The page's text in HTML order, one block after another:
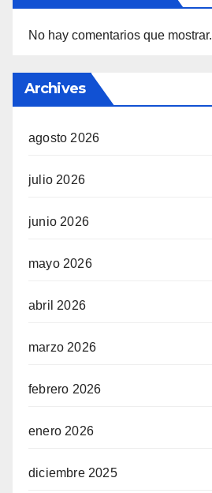
No hay comentarios que mostrar.
Archives
agosto 2026
julio 2026
junio 2026
mayo 2026
abril 2026
marzo 2026
febrero 2026
enero 2026
diciembre 2025